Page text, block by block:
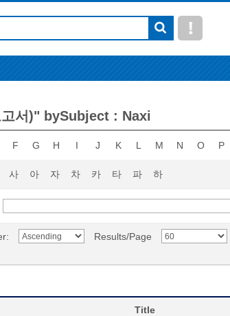
서)" bySubject : Naxi
F G H I J K L M N O P
사 아 자 차 카 타 파 하
Results/Page
Title